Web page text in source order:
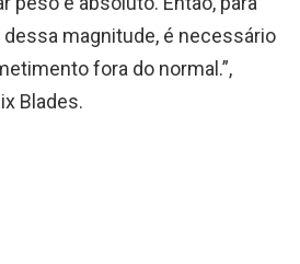
magnitude, é necessário
fora do normal.”,
Blades.